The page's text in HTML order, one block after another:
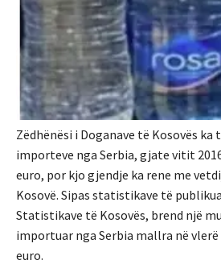
Zëdhënësi i Doganave të Kosovës ka
importeve nga Serbia, gjate vitit
euro, por kjo gjendje ka rene me
Kosovë. Sipas statistikave të
Statistikave të Kosovës, brend një
importuar nga Serbia mallra në
euro.